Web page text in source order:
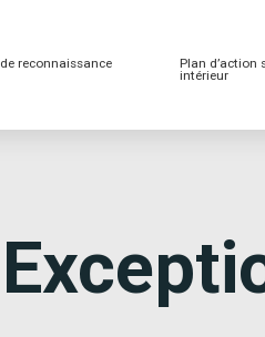
reconnaissance Plan d’action
intérieur